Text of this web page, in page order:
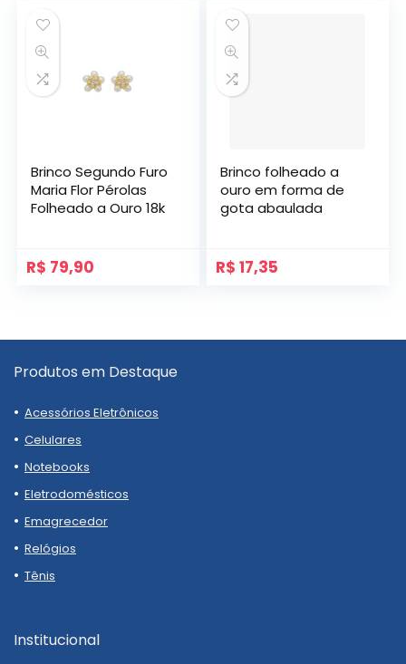
Brinco Segundo Furo
Maria Flor Pérolas
Folheado a Ouro 18k
R$ 79,90
Brinco folheado a
ouro em forma de
gota abaulada
R$ 17,35
Produtos em Destaque
Acessórios Eletrônicos
Celulares
Notebooks
Eletrodomésticos
Emagrecedor
Relógios
Tênis
Institucional